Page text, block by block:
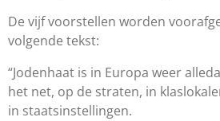
De vijf voorstellen worden
volgende tekst:
“Jodenhaat is in Europa weer
het net, op de straten, in
in staatsinstellingen.